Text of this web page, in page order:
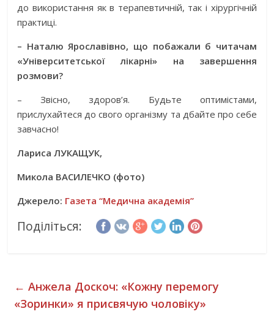
до використання як в терапевтичній, так і хірургічній
практиці.
– Наталю Ярославівно, що побажали б читачам
«Університетської лікарні» на завершення
розмови?
– Звісно, здоров’я. Будьте оптимістами,
прислухайтеся до свого організму та дбайте про себе
завчасно!
Лариса ЛУКАЩУК,
Микола ВАСИЛЕЧКО (фото)
Джерело: Газета “Медична академія”
Поділіться:
← Анжела Доскоч: «Кожну перемогу
«Зоринки» я присвячую чоловіку»